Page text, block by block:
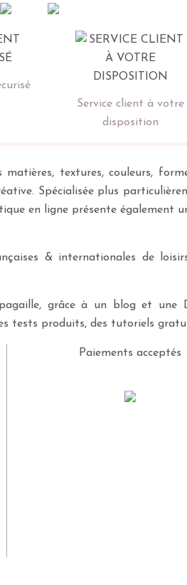
Service client à votre
disposition
textures, couleurs,
Spécialisée plus
en ligne présente également
& internationales de
grâce à un blog et
tests produits, des tutoriels
Paiements acceptés